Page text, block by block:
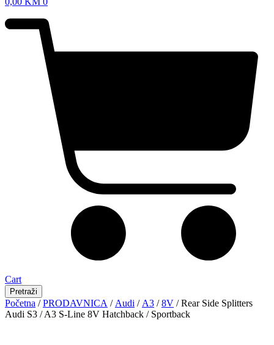
Cart
Pretraži
Početna /PRODAVNICA / Audi / A3 /8V / Rear Side Splitters
Audi S3 / A3 S-Line 8V Hatchback / Sportback